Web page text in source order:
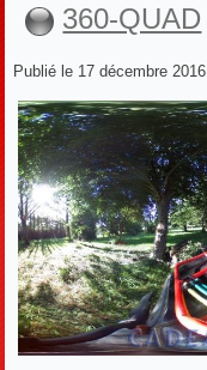
360-QUAD
Publié le 17 décembre 2016